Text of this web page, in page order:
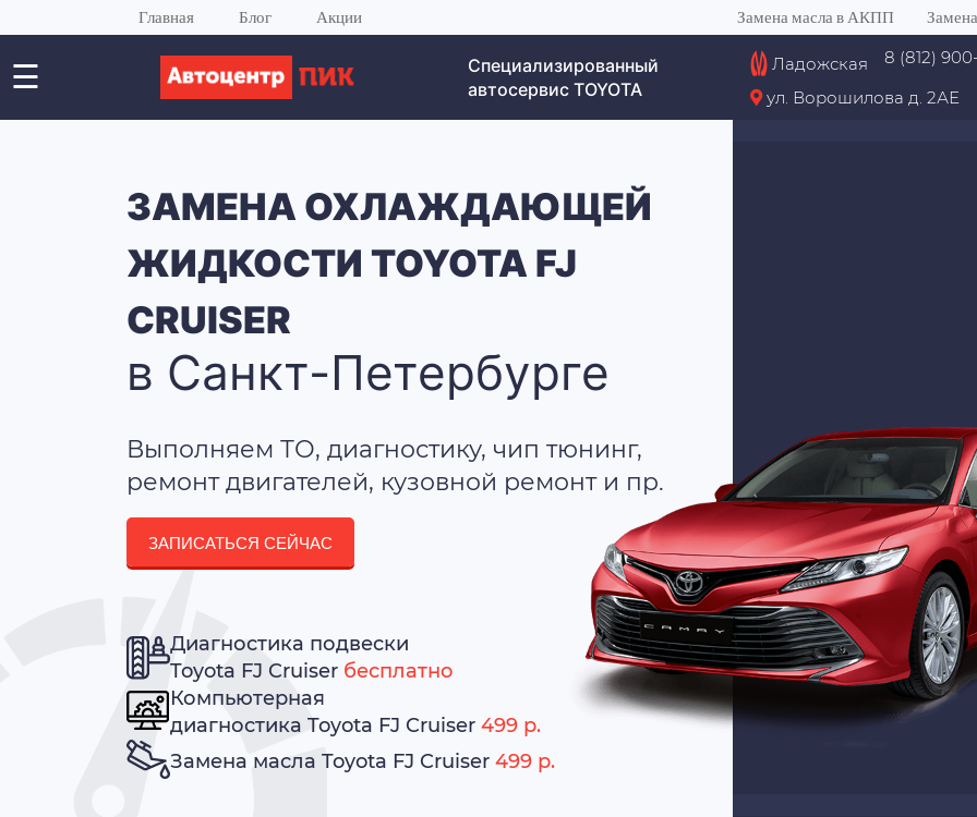
Главная Блог Акции Замена масла в АКПП
☰
Специализированный
автосервис TOYOTA
Ладожская
8 (812)
ул. Ворошилова д. 2АЕ
ЗАМЕНА ОХЛАЖДАЮЩЕЙ
ЖИДКОСТИ TOYOTA FJ
CRUISER
в Санкт-Петербурге
Выполняем ТО, диагностику, чип тюнинг,
ремонт двигателей, кузовной ремонт и пр.
ЗАПИСАТЬСЯ СЕЙЧАС
Диагностика подвески
Toyota FJ Cruiser бесплатно
Компьютерная
диагностика Toyota FJ Cruiser 499 р.
Замена масла Toyota FJ Cruiser 499 р.